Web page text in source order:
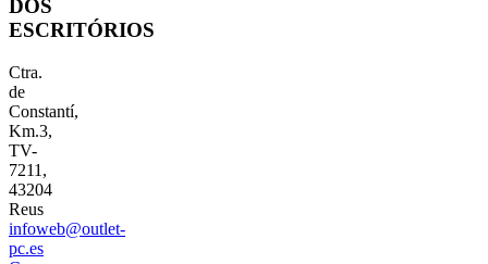
DOS
ESCRITÓRIOS
Ctra.
de
Constantí,
Km.3,
TV-
7211,
43204
Reus
infoweb@outlet-
pc.es